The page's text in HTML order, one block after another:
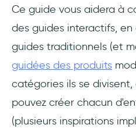
interactifs efficaces
1- Mettez
2- Définissez
Aha
3- Rendez-le
Ce guide vous aidera à
des guides interactifs,
guides traditionnels (et
guidées des produits
catégories ils se
pouvez créer chacun
(plusieurs inspirations